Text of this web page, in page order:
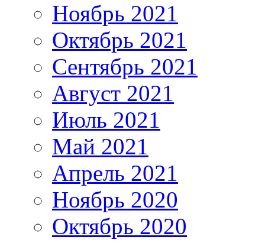
Ноябрь 2021
Октябрь 2021
Сентябрь 2021
Август 2021
Июль 2021
Май 2021
Апрель 2021
Ноябрь 2020
Октябрь 2020